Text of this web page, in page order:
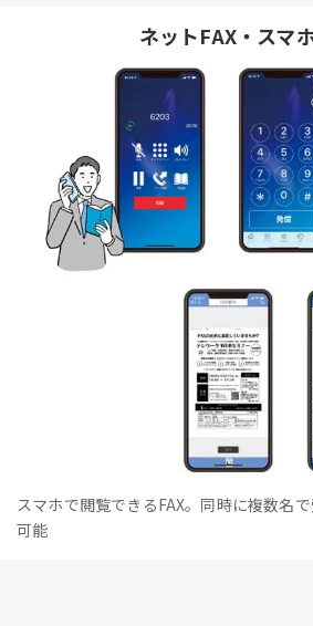
ネットFAX・スマ
スマホで閲覧できるFAX。同時に複数名
可能